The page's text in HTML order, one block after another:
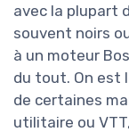
avec la plupart
souvent noirs
à un moteur
du tout. On est
de certaines
utilitaire ou